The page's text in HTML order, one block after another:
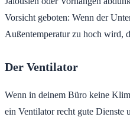
Vorsicht geboten: Wenn der
Außentemperatur zu hoch wird,
Der Ventilator
Wenn in deinem Büro keine
ein Ventilator recht gute Dienste